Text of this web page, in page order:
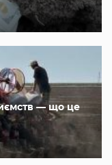
— що це